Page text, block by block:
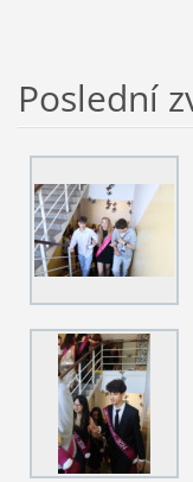
Poslední